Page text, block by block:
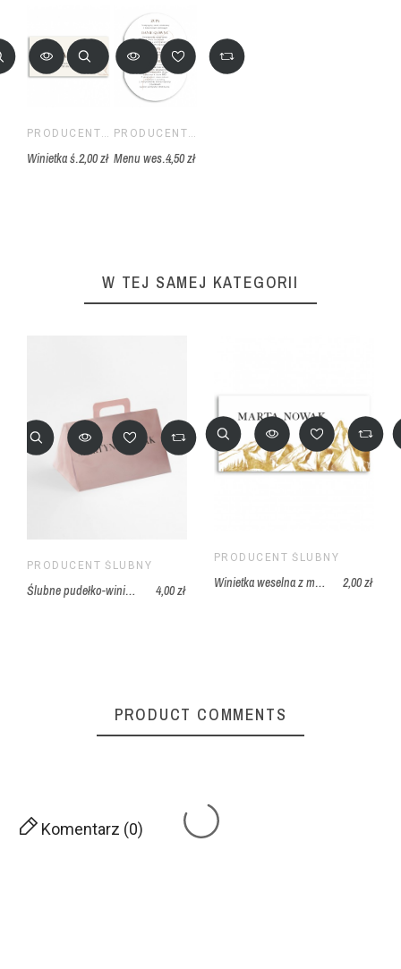
PRODUCENT ŚLUBNY
Winietka ślubna na stół weselny - ślubna harmonia2,00 zł
PRODUCENT ŚLUBNY
Menu weselne z zaokrąglonymi bokami ślubna harmonia4,50 zł
W TEJ SAMEJ KATEGORII
PRODUCENT ŚLUBNY
Ślubne pudełko-winietka - różowa akwarela 4,00 zł
PRODUCENT ŚLUBNY
Winietka weselna z motywem gór - złocone góry 2,00 zł
PRODUCT COMMENTS
Komentarz (0)